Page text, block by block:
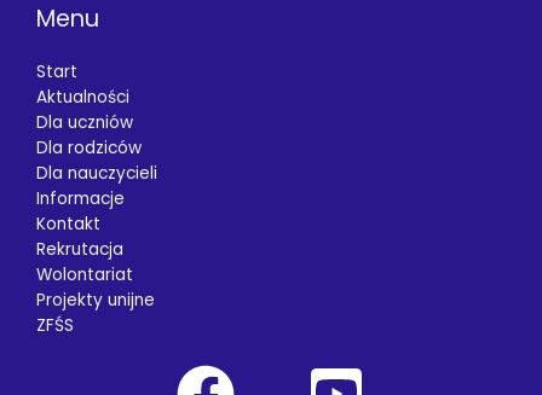
Menu
Start
Aktualności
Dla uczniów
Dla rodziców
Dla nauczycieli
Informacje
Kontakt
Rekrutacja
Wolontariat
Projekty unijne
ZFŚS